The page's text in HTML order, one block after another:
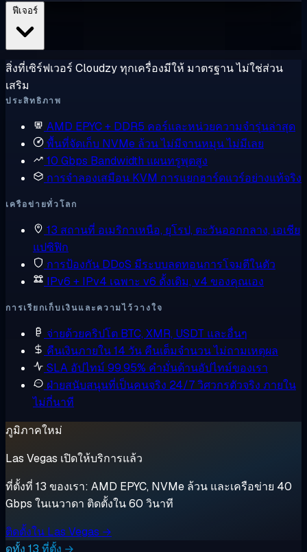
สิ่งที่เซิร์ฟเวอร์ Cloudzy ทุกเครื่องมีให้ มาตรฐาน ไม่ใช่ส่วน
เสริม
ประสิทธิภาพ
AMD EPYC + DDR5 คอร์และหน่วยความจำรุ่นล่าสุด
พื้นที่จัดเก็บ NVMe ล้วนไม่มีจานหมุน ไม่มีเลย
10 Gbps Bandwidth แผนทรูพุตสูง
การจำลองเสมือน KVM การแยกฮาร์ดแวร์อย่างแท้จริง
เครือข่ายทั่วโลก
13 สถานที่ อเมริกาเหนือ, ยุโรป, ตะวันออกกลาง, เอเชีย
แปซิฟิก
การป้องกัน DDoS มีระบบลดทอนการโจมตีในตัว
IPv6 + IPv4 เฉพาะ v6 ดั้งเดิม, v4 ของคุณเอง
การเรียกเก็บเงินและความไว้วางใจ
จ่ายด้วยคริปโต BTC, XMR, USDT และอื่นๆ
คืนเงินภายใน 14 วัน คืนเต็มจำนวน ไม่ถามเหตุผล
SLA อัปไทม์ 99.95% คำมั่นด้านอัปไทม์ของเรา
ฝ่ายสนับสนุนที่เป็นคนจริง 24/7วิศวกรตัวจริง ภายใน
ไม่กี่นาที
ภูมิภาคใหม่
Las Vegas เปิดให้บริการแล้ว
ที่ตั้งที่ 13 ของเรา: AMD EPYC, NVMe ล้วน และเครือข่าย 40
Gbps ในเนวาดา ติดตั้งใน 60 วินาที
ติดตั้งใน Las Vegas →
ดูทั้ง 13 ที่ตั้ง →